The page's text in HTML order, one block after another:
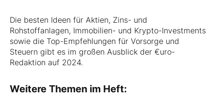
Die besten Ideen für Aktien, Zins- und
Rohstoffanlagen, Immobilien- und Krypto-Investments
sowie die Top-Empfehlungen für Vorsorge und
Steuern gibt es im großen Ausblick der €uro-
Redaktion auf 2024.
Weitere Themen im Heft: